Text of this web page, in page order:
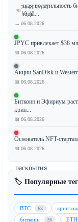
📅24.06.2026
10:48
Бывший
президент
Дональд
оказался
под
расследованием
Сената
США
раскрытия
инвестиций
размере
$500
Низкая волатильность
выводы...
📅 06.08.2026
JPYC привлекает $38
📅 06.08.2026
Акции SanDisk и
📅 06.08.2026
Биткоин и Эфириум
крип...
📅 06.08.2026
Основатель NFT-
📅 06.08.2026
🏷️ Популярные
BTC 63
биткоин 26 ETH